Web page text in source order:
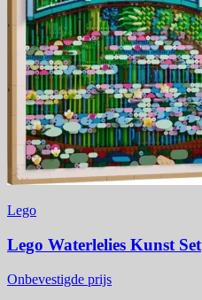
Lego
Lego Waterlelies Kunst Set
Onbevestigde prijs